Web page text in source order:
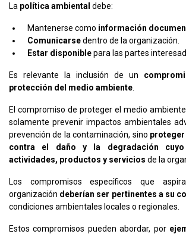
La política ambiental debe:
Mantenerse como información
Comunicarsedentro de la organización.
Estar disponiblepara las partes
Es relevante la inclusión de un
protección del medio ambiente
El compromiso de proteger el medio ambiente
solamente prevenir impactos ambientales
prevención de la contaminación, sino
contra el daño y la degradación
actividades, productos y servicios de la
Los compromisos específicos que
organización deberían ser pertinentes a su
condiciones ambientales locales o regionales.
Estos compromisos pueden abordar, por